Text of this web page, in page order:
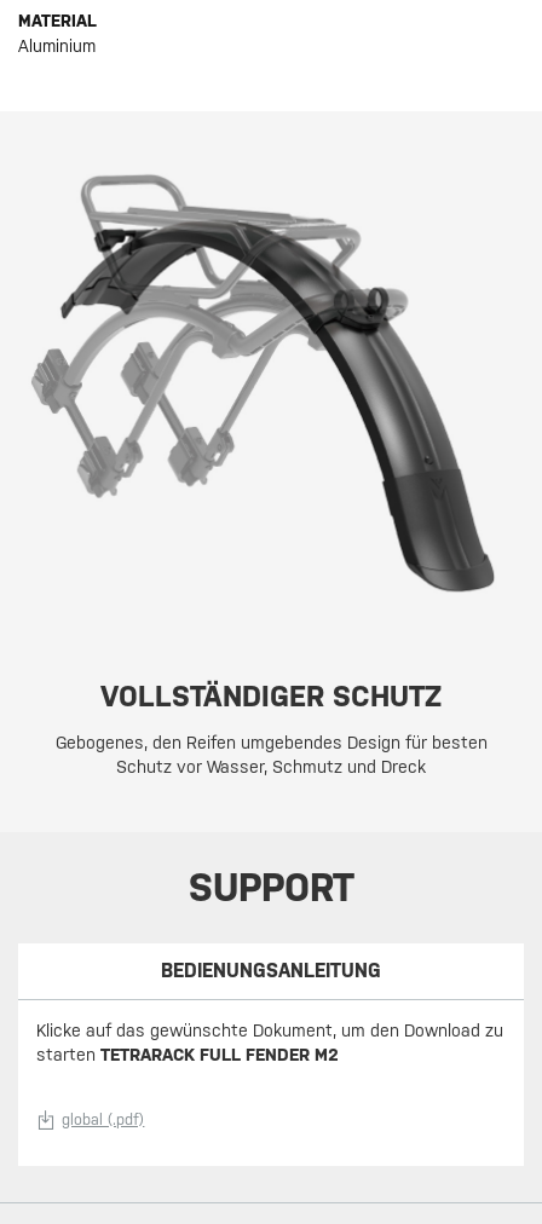
MATERIAL
Aluminium
VOLLSTÄNDIGER SCHUTZ
Gebogenes, den Reifen umgebendes Design für besten
Schutz vor Wasser, Schmutz und Dreck
SUPPORT
BEDIENUNGSANLEITUNG
Klicke auf das gewünschte Dokument, um den Download zu
starten TETRARACK FULL FENDER M2
global (.pdf)